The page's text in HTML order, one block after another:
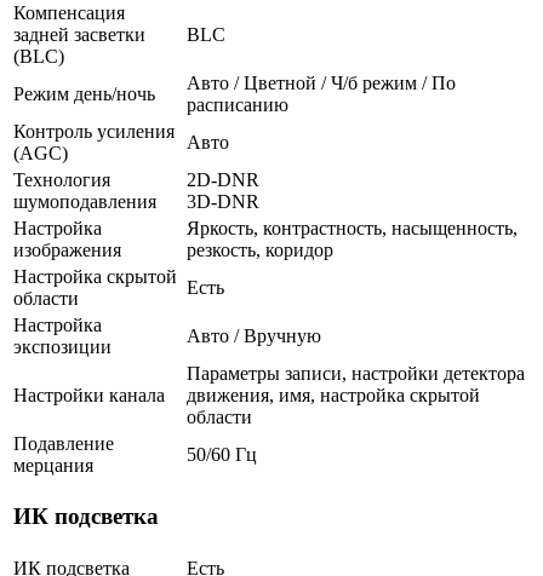
Компенсация
задней засветки
(BLC)
BLC
Режим день/ночь
Авто / Цветной / Ч/б режим / По
расписанию
Контроль усиления
(AGC)
Авто
Технология
шумоподавления
2D-DNR
3D-DNR
Настройка
изображения
Яркость, контрастность, насыщенность,
резкость, коридор
Настройка скрытой
области
Есть
Настройка
экспозиции
Авто / Вручную
Настройки канала
Параметры записи, настройки детектора
движения, имя, настройка скрытой
области
Подавление
мерцания
50/60 Гц
ИК подсветка
ИК подсветка
Есть